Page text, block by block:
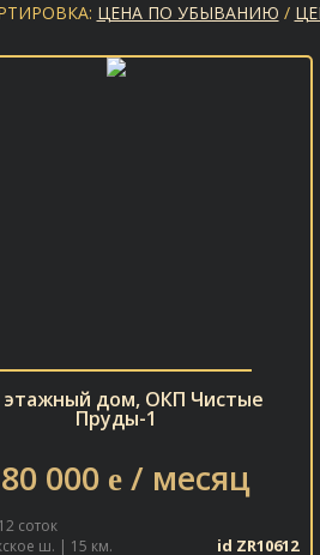
УЧАСТКА:
До
ЦЕНА ПО УБЫВАНИЮ /
этажный дом, ОКП Чистые
Пруды-1
000 e/ месяц
соток
ш. | 15 км.
id ZR10612